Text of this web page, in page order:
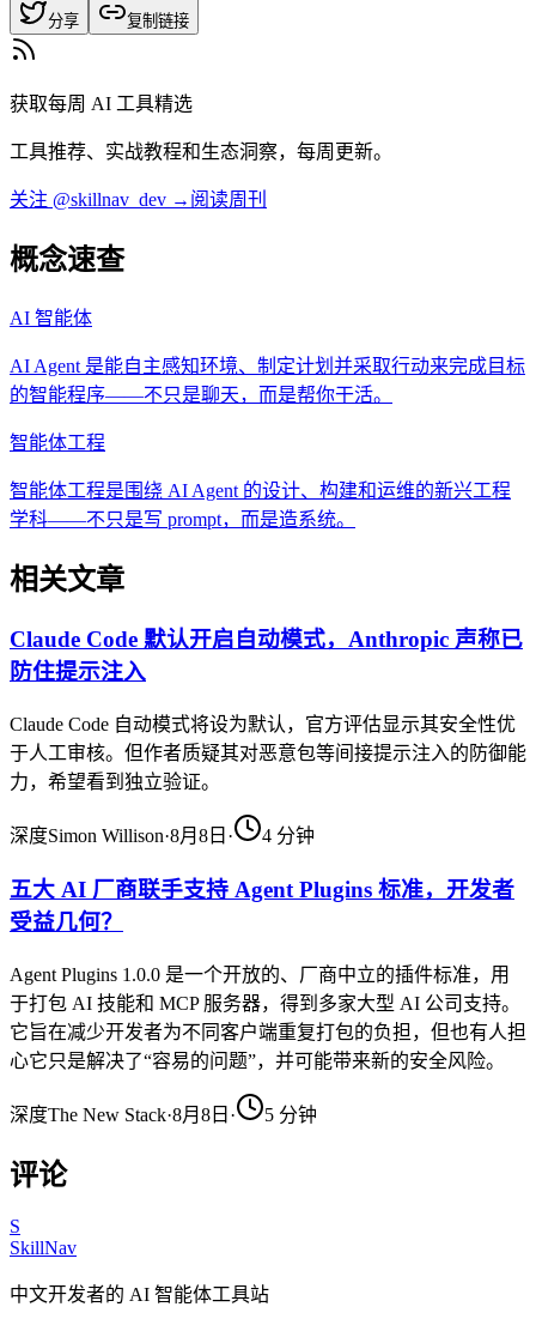
分享 复制链接
获取每周 AI 工具精选
工具推荐、实战教程和生态洞察，每周更新。
关注 @skillnav_dev → 阅读周刊
概念速查
AI 智能体
AI Agent 是能自主感知环境、制定计划并采取行动来完成目标
的智能程序——不只是聊天，而是帮你干活。
智能体工程
智能体工程是围绕 AI Agent 的设计、构建和运维的新兴工程
学科——不只是写 prompt，而是造系统。
相关文章
Claude Code 默认开启自动模式，Anthropic 声称已
防住提示注入
Claude Code 自动模式将设为默认，官方评估显示其安全性优
于人工审核。但作者质疑其对恶意包等间接提示注入的防御能
力，希望看到独立验证。
深度Simon Willison·8月8日 · 4 分钟
五大 AI 厂商联手支持 Agent Plugins 标准，开发者
受益几何？
Agent Plugins 1.0.0 是一个开放的、厂商中立的插件标准，用
于打包 AI 技能和 MCP 服务器，得到多家大型 AI 公司支持。
它旨在减少开发者为不同客户端重复打包的负担，但也有人担
心它只是解决了“容易的问题”，并可能带来新的安全风险。
深度The New Stack·8月8日 · 5 分钟
评论
S
SkillNav
中文开发者的 AI 智能体工具站